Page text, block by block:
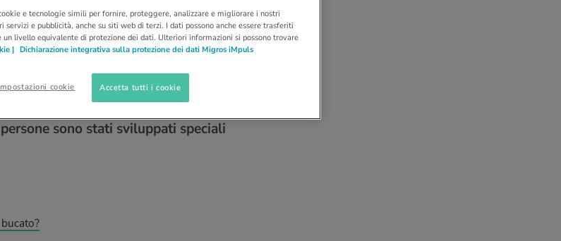
da
più attenzione durante le
sono stati sviluppati speciali
e tecnologie simili per fornire, proteggere, analizzare e migliorare i nostri
servizi e pubblicità, anche su siti web di terzi. I dati possono anche essere trasferiti
un livello equivalente di protezione dei dati. Ulteriori informazioni si possono trovare
| Dichiarazione integrativa sulla protezione dei dati Migros iMpuls
cookie Accetta tutti i cookie